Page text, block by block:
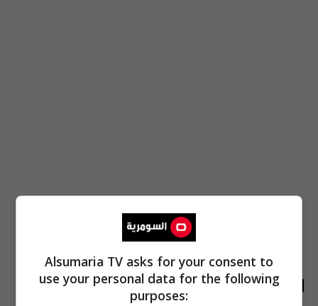
الأكثر قراءة
Alsumaria TV asks for your consent to
use your personal data for the following
purposes: